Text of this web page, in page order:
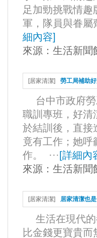
足加勁挑戰情
軍，隊員與眷屬
細內容]
來源： 生活新聞
[居家清潔] 勞工局補助
台中市政府
職訓專班，好清
於結訓後，直接
竟有工作；她呼
作。 ··· [詳細內
來源： 生活新聞
[居家清潔] 居家清潔也
生活在現代
比金錢更寶貴